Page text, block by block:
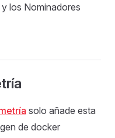
los Nominadores
solo añade esta
de docker